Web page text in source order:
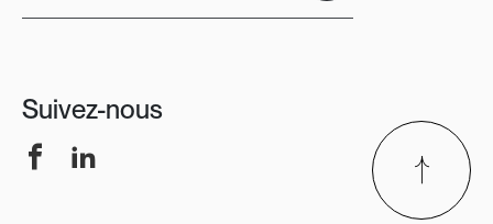
Suivez-nous
FacebookLinkedIn